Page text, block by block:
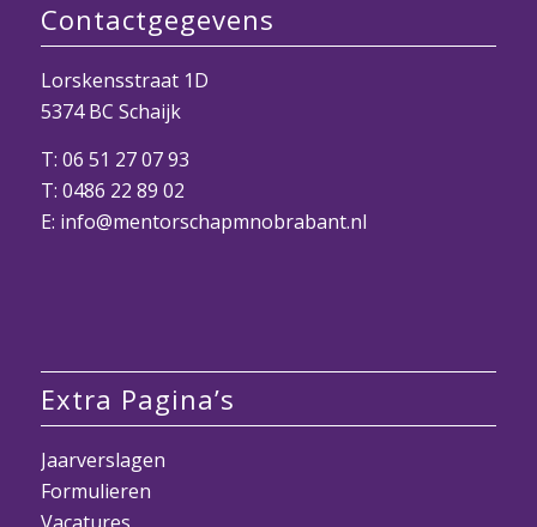
Contactgegevens
Lorskensstraat 1D
5374 BC Schaijk
T: 06 51 27 07 93
T: 0486 22 89 02
E: info@mentorschapmnobrabant.nl
Extra Pagina’s
Jaarverslagen
Formulieren